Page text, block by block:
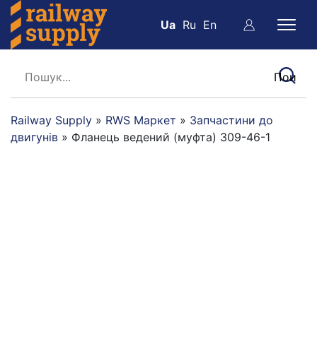
Ua Ru En
Railway Supply » RWS Маркет » Запчастини до
двигунів » Фланець ведений (муфта) 309-46-1